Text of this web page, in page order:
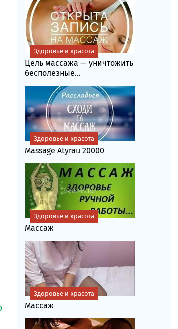
Цель массажа — уничтожить
бесполезные...
Здоровье и красота
Massage Atyrau 20000
Здоровье и красота
Массаж
Здоровье и красота
Массаж
Здоровье и красота